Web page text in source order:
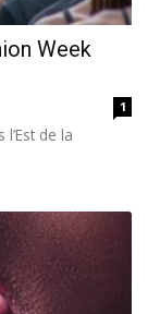
Week
1
de la